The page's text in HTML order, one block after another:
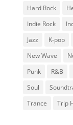
Hard Rock
Indie Rock
Jazz
K-pop
New Wave
Punk
R&B
Soul
Trance
Trip